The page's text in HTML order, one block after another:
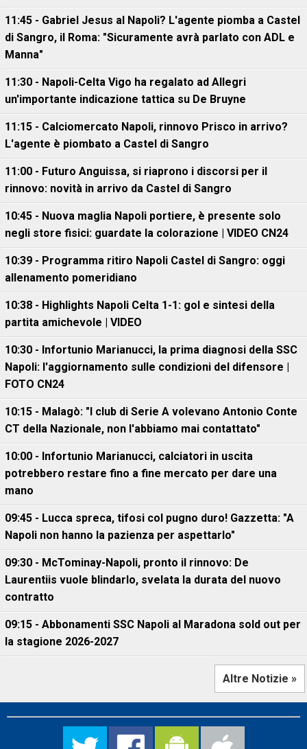
11:45 - Gabriel Jesus al Napoli? L'agente piomba a Castel
di Sangro, il Roma: "Sicuramente avrà parlato con ADL e
Manna"
11:30 - Napoli-Celta Vigo ha regalato ad Allegri
un'importante indicazione tattica su De Bruyne
11:15 - Calciomercato Napoli, rinnovo Prisco in arrivo?
L'agente è piombato a Castel di Sangro
11:00 - Futuro Anguissa, si riaprono i discorsi per il
rinnovo: novità in arrivo da Castel di Sangro
10:45 - Nuova maglia Napoli portiere, è presente solo
negli store fisici: guardate la colorazione | VIDEO CN24
10:39 - Programma ritiro Napoli Castel di Sangro: oggi
allenamento pomeridiano
10:38 - Highlights Napoli Celta 1-1: gol e sintesi della
partita amichevole | VIDEO
10:30 - Infortunio Marianucci, la prima diagnosi della SSC
Napoli: l'aggiornamento sulle condizioni del difensore |
FOTO CN24
10:15 - Malagò: "I club di Serie A volevano Antonio Conte
CT della Nazionale, non l'abbiamo mai contattato"
10:00 - Infortunio Marianucci, calciatori in uscita
potrebbero restare fino a fine mercato per dare una
mano
09:45 - Lucca spreca, tifosi col pugno duro! Gazzetta: "A
Napoli non hanno la pazienza per aspettarlo"
09:30 - McTominay-Napoli, pronto il rinnovo: De
Laurentiis vuole blindarlo, svelata la durata del nuovo
contratto
09:15 - Abbonamenti SSC Napoli al Maradona sold out per
la stagione 2026-2027
Altre Notizie »